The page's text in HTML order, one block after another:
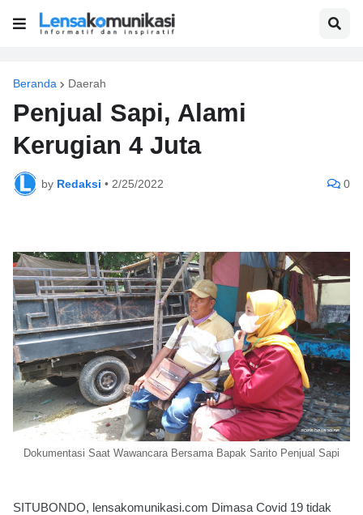
Beranda Daerah
Penjual Sapi, Alami
Kerugian 4 Juta
by Redaksi • 2/25/2022 0
Dokumentasi Saat Wawancara Bersama Bapak Sarito Penjual Sapi
SITUBONDO, lensakomunikasi.com Dimasa Covid 19 tidak